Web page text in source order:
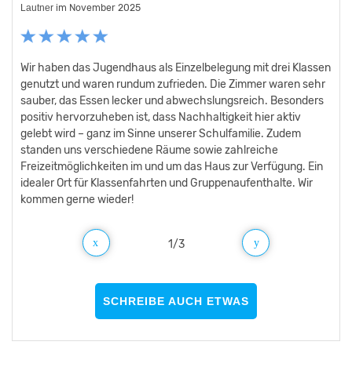
Lautner im November 2025
Wir haben das Jugendhaus als Einzelbelegung mit drei Klassen
genutzt und waren rundum zufrieden. Die Zimmer waren sehr
sauber, das Essen lecker und abwechslungsreich. Besonders
positiv hervorzuheben ist, dass Nachhaltigkeit hier aktiv
gelebt wird – ganz im Sinne unserer Schulfamilie. Zudem
standen uns verschiedene Räume sowie zahlreiche
Freizeitmöglichkeiten im und um das Haus zur Verfügung. Ein
idealer Ort für Klassenfahrten und Gruppenaufenthalte. Wir
kommen gerne wieder!
Realschule Hauzenbergim Oktober 2021
Jederzeit wieder gerne. Essen hervorragend, gute
Ausstattung für Freizeitgestaltung, nettes, freundliches
Personal, beste Lage. Unsere Schüler und Lehrer waren
begeistert.
Eberhardtim April 2021
Großes Haus mit tollen und hellen Räumen. Alles was man
braucht ist vorhanden. Sehr nettes und freundliches
Personal. Die Turnhalle ist optimal für Spiel und Spaß. In der
Stadt Passau ist man ebenfalls schnell zu Fuß. Das Essen war
lecker und ausreichend.
1/3
SCHREIBE AUCH ETWAS